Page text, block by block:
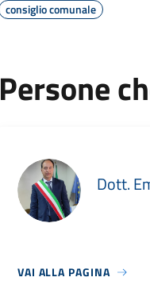
consiglio comunale
Persone
Dott.
VAI ALLA PAGINA